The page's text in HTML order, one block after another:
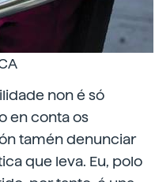
non é só
en conta os
tamén denunciar
que leva. Eu, polo